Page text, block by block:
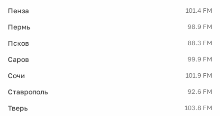
Пенза 101.4 FM
Пермь 98.9 FM
Псков 88.3 FM
Саров 99.9 FM
Сочи 101.9 FM
Ставрополь 92.6 FM
Тверь 103.8 FM